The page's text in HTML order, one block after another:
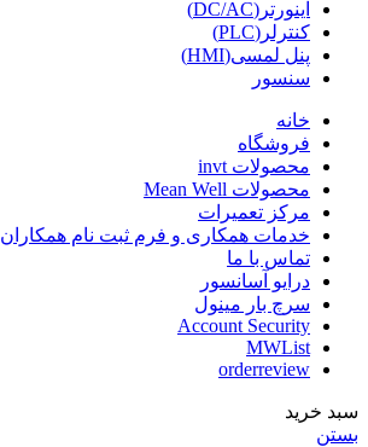
اینورتر(DC/AC)
کنترلر(PLC)
پنل لمسی(HMI)
سنسور
خانه
فروشگاه
محصولات invt
محصولات Mean Well
مرکز تعمیرات
خدمات همکاری و فرم ثبت نام همکاران
تماس با ما
درایو آسانسور
سرچ بار مینول
Account Security
MWList
orderreview
سبد خرید
بستن